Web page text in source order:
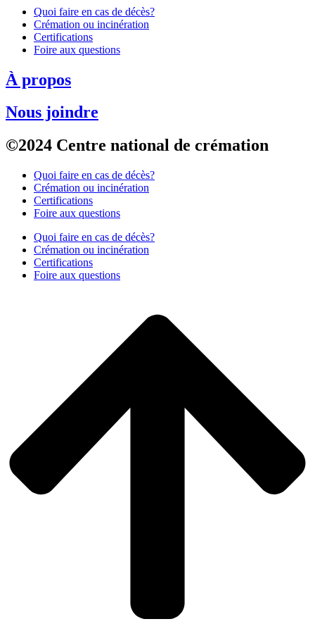
Quoi faire en cas de décès?
Crémation ou incinération
Certifications
Foire aux questions
À propos
Nous joindre
©2024 Centre national de crémation
Quoi faire en cas de décès?
Crémation ou incinération
Certifications
Foire aux questions
Quoi faire en cas de décès?
Crémation ou incinération
Certifications
Foire aux questions